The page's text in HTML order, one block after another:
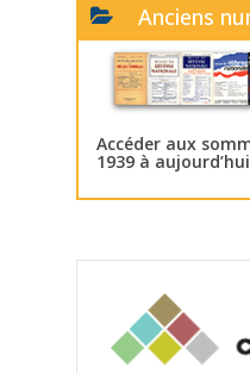
Anciens
Accéder aux
1939 à aujourd’hui